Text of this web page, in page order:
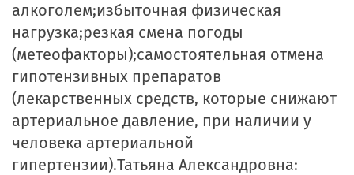
алкоголем;избыточная физическая
нагрузка;резкая смена погоды
(метеофакторы);самостоятельная отмена
гипотензивных препаратов
(лекарственных средств, которые снижают
артериальное давление, при наличии у
человека артериальной
гипертензии).Татьяна Александровна: